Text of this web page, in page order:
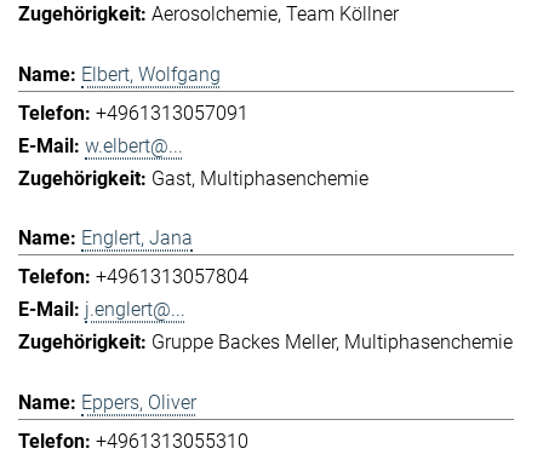
Aerosolchemie Team Köllner
Elbert, Wolfgang
+4961313057091
w.elbert@...
Gast Multiphasenchemie
Englert, Jana
+4961313057804
j.englert@...
Gruppe Backes Meller Multiphasenchemie
Eppers, Oliver
+4961313055310